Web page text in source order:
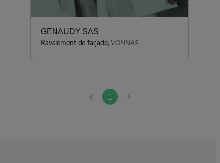
GENAUDY SAS
Ravalement de façade, VONNAS
1